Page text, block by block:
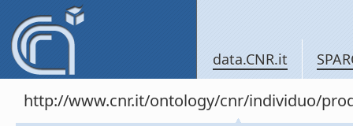
data.CNR.it
http://www.cnr.it/ontology/cnr/individuo/